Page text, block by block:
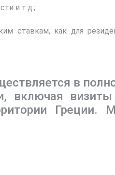
и т.д.;
ставкам, как для
в
включая
Греции.